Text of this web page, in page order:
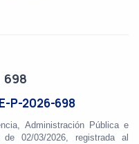
698
P-2026-698
Administración Pública e
de 02/03/2026, registrada al